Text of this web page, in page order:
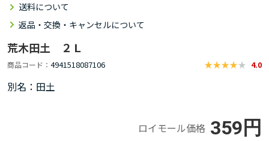
送料について
返品・交換・キャンセルについて
荒木田土 ２Ｌ
商品コード 4941518087106 4.0
別名：田土
ロイモール価格 359円